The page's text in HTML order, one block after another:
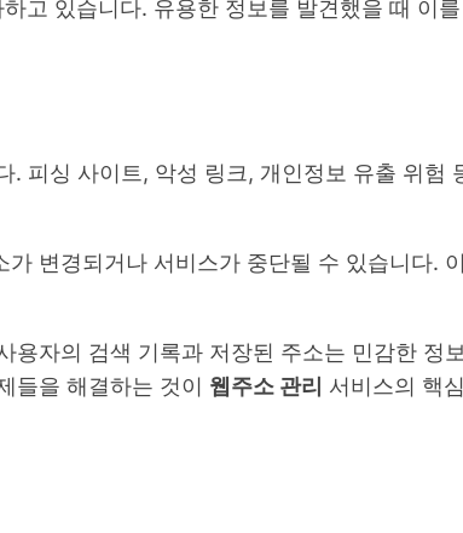
하고 있습니다. 유용한 정보를 발견했을 때 이
. 피싱 사이트, 악성 링크, 개인정보 유출 위
변경되거나 서비스가 중단될 수 있습니다.
용자의 검색 기록과 저장된 주소는 민감한
들을 해결하는 것이 웹주소 관리 서비스의 핵